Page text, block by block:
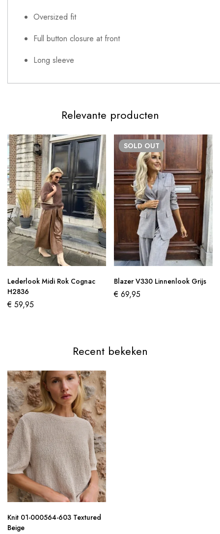
Oversized fit
Full button closure at front
Long sleeve
Relevante producten
Lederlook Midi Rok Cognac
H2836
€ 59,95
SOLD OUT
Blazer V330 Linnenlook Grijs
€ 69,95
Recent bekeken
Knit 01-000564-603 Textured
Beige